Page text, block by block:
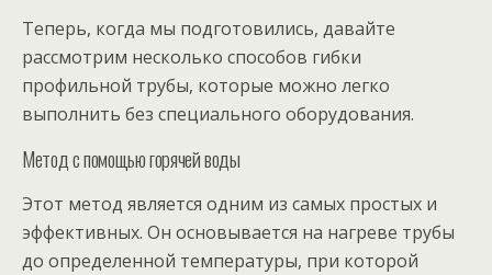
Теперь, когда мы подготовились, давайте
рассмотрим несколько способов гибки
профильной трубы, которые можно легко
выполнить без специального оборудования.
Метод с помощью горячей воды
Этот метод является одним из самых простых и
эффективных. Он основывается на нагреве трубы
до определенной температуры, при которой